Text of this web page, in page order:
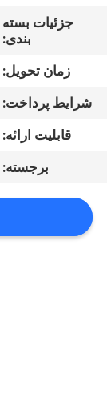
تماس
بگیرید
نقشه
جزئیات بسته
بندی:
زمان تحویل:
شرایط پرداخت:
قابلیت ارائه:
برجسته: